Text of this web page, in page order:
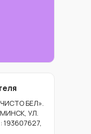
БЕЛ».
УЛ.